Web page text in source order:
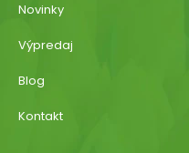
Novinky
Výpredaj
Blog
Kontakt